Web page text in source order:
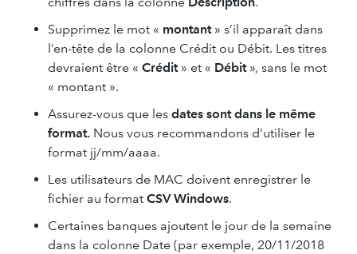
Supprimez le mot « montant» s’il apparaît dans
l’en-tête de la colonne Crédit ou Débit. Les titres
devraient être « Crédit» et « Débit», sans le mot
« montant ».
Assurez-vous que les dates sont dans le même
format. Nous vous recommandons d’utiliser le
format jj/mm/aaaa.
Les utilisateurs de MAC doivent enregistrer le
fichier au format CSV Windows.
Certaines banques ajoutent le jour de la semaine
dans la colonne Date (par exemple, 20/11/2018